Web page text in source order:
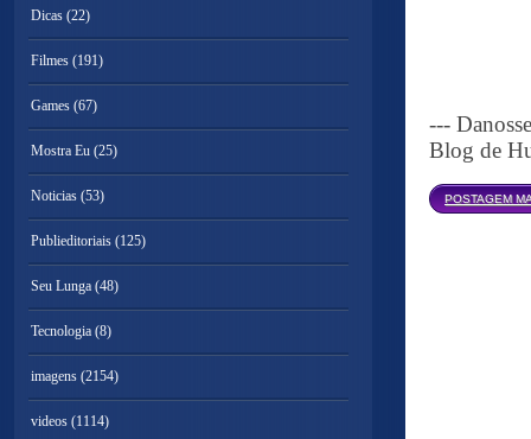
---
Blog de
POSTAGEM
Dicas (22)
Filmes (191)
Games (67)
Mostra Eu (25)
Noticias (53)
Publieditoriais (125)
Seu Lunga (48)
Tecnologia (8)
imagens (2154)
videos (1114)